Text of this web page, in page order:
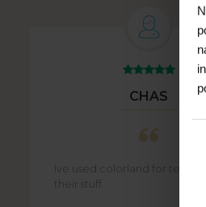
CHAS
Ive used colorland for tears.
their stuff